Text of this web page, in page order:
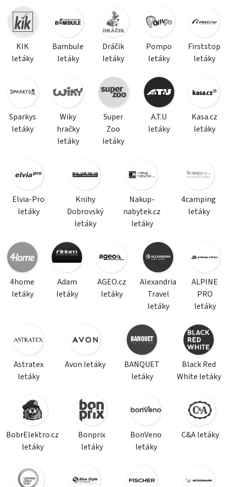
KIK
letáky
Bambule
letáky
Dráčik
letáky
Pompo
letáky
Firststop
letáky
Sparkys
letáky
Wiky
hračky
letáky
Super
Zoo
letáky
A.T.U
letáky
Kasa.cz
letáky
Elvia-Pro
letáky
Knihy
Dobrovský
letáky
Nakup-
nabytek.cz
letáky
4camping
letáky
4home
letáky
Adam
letáky
AGEO.cz
letáky
Alexandria
Travel
letáky
ALPINE
PRO
letáky
Astratex
letáky
Avon letáky
BANQUET
letáky
Black Red
White letáky
BobrElektro.cz
letáky
Bonprix
letáky
BonVeno
letáky
C&A letáky